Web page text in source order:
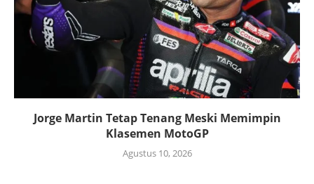
Jorge Martin Tetap Tenang Meski Memimpin
Klasemen MotoGP
Agustus 10, 2026